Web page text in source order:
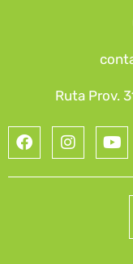
Ruta Prov.